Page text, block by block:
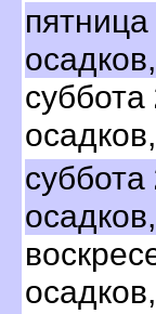
пятница
суббота
суббота